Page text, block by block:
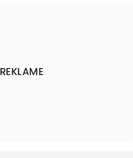
REKLAME